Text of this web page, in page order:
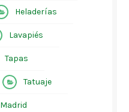
Heladerías
Lavapiés
Tapas
Tatuaje
Madrid